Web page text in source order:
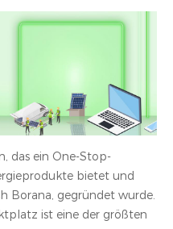
das ein One-Stop-
bietet und
Borana, gegründet wurde.
ist eine der größten